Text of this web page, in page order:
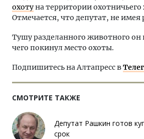
охотуна территории охотничьего
Отмечается, что депутат, не имея
Тушу разделанного животного
чего покинул место охоты.
Подпишитесь на Алтапресс в
СМОТРИТЕ ТАКЖЕ
Депутат Рашкин готов
срок